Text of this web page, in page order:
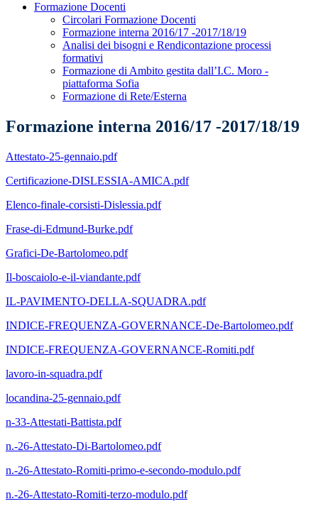
Formazione Docenti
Circolari Formazione Docenti
Formazione interna 2016/17 -2017/18/19
Analisi dei bisogni e Rendicontazione processi
formativi
Formazione di Ambito gestita dall’I.C. Moro -
piattaforma Sofia
Formazione di Rete/Esterna
Formazione interna 2016/17 -2017/18/19
Attestato-25-gennaio.pdf
Certificazione-DISLESSIA-AMICA.pdf
Elenco-finale-corsisti-Dislessia.pdf
Frase-di-Edmund-Burke.pdf
Grafici-De-Bartolomeo.pdf
Il-boscaiolo-e-il-viandante.pdf
IL-PAVIMENTO-DELLA-SQUADRA.pdf
INDICE-FREQUENZA-GOVERNANCE-De-Bartolomeo.pdf
INDICE-FREQUENZA-GOVERNANCE-Romiti.pdf
lavoro-in-squadra.pdf
locandina-25-gennaio.pdf
n-33-Attestati-Battista.pdf
n.-26-Attestato-Di-Bartolomeo.pdf
n.-26-Attestato-Romiti-primo-e-secondo-modulo.pdf
n.-26-Attestato-Romiti-terzo-modulo.pdf